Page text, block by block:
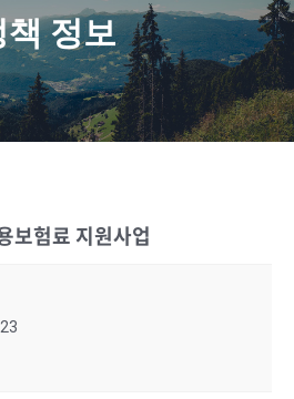
책 정보
보험료 지원사업